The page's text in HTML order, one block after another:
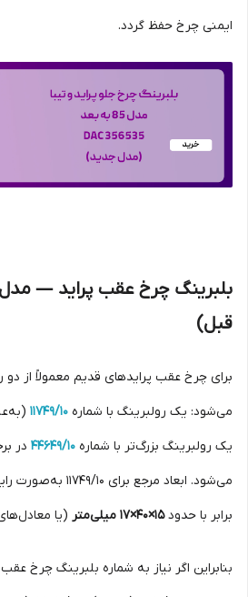
ایمنی چرخ حفظ گردد.
قبل)
برای چرخ عقب پراید‌های قدیم معمولاً از
می‌شود: یک رولبرینگ با شماره 11749/10
یک رولبرینگ بزرگ‌تر با شماره 44649/10 در
می‌شود. ابعاد مرجع
برابر با حدود15×40×17 میلی‌متر (یا
بنابراین اگر نیاز به شماره بلبرینگ چرخ